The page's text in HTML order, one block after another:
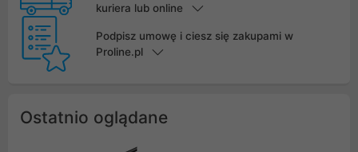
kuriera lub online
Podpisz umowę i ciesz się zakupami w
Proline.pl
Ostatnio oglądane